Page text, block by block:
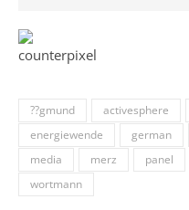
??gmund activesphere
energiewende
german
media
merz panel
wortmann